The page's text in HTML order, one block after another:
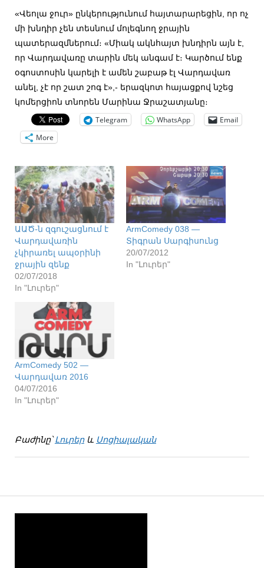
«Վեոլա ջուր» ընկերությունում հայտարարեցին, որ ոչ
մի խնդիր չեն տեսնում մոլեգնող ջրային
պատերազմներում։ «Միակ ակնհայտ խնդիրն այն է,
որ Վարդավառը տարին մեկ անգամ է։ Կարծում ենք
օգոստոսին կարելի է ամեն շաբաթ էլ Վարդավառ
անել, չէ որ շատ շոգ է»,- երազկոտ հայացքով նշեց
կոմերցիոն տնորեն Մարինա Ջրաշատյանը։
Telegram WhatsApp
Email
More
ԱԱԾ֊ն զգուշացնում է
Վարդավառին
չկիրառել ապօրինի
ջրային զենք
02/07/2018
In "Լուրեր"
ArmComedy 038 —
Տիգրան Սարգիսունց
20/07/2012
In "Լուրեր"
ArmComedy 502 —
Վարդավառ 2016
04/07/2016
In "Լուրեր"
Բաժինը՝Լուրերև Սոցիալական